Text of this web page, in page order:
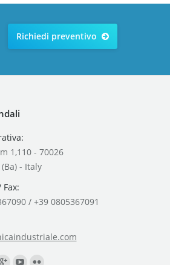
Richiedi preventivo
1,110 - 70026
- Italy
/ +39 0805367091